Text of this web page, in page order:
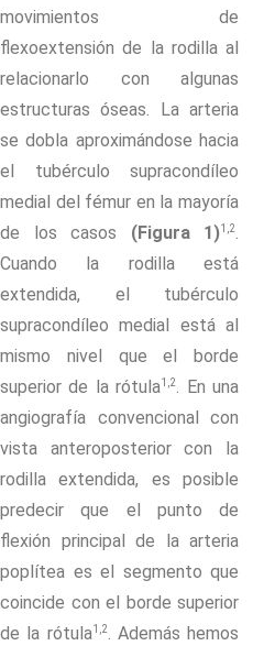
movimientos de
flexoextensión de la rodilla al
relacionarlo con algunas
estructuras óseas. La arteria
se dobla aproximándose hacia
el tubérculo supracondíleo
medial del fémur en la mayoría
de los casos (Figura 1)1,2.
Cuando la rodilla está
extendida, el tubérculo
supracondíleo medial está al
mismo nivel que el borde
superior de la rótula1,2. En una
angiografía convencional con
vista anteroposterior con la
rodilla extendida, es posible
predecir que el punto de
flexión principal de la arteria
poplítea es el segmento que
coincide con el borde superior
de la rótula1,2. Además hemos